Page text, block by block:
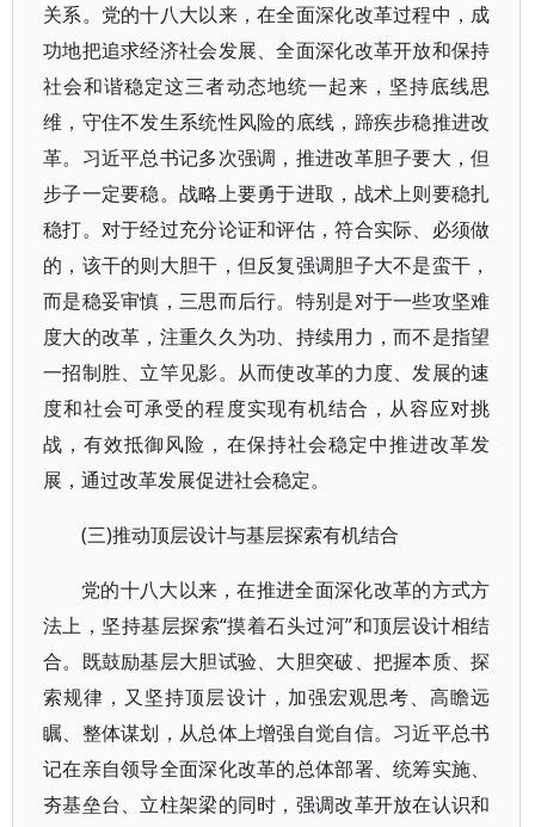
关系。党的十八大以来，在全面深化改革过程中，成
功地把追求经济社会发展、全面深化改革开放和保持
社会和谐稳定这三者动态地统一起来，坚持底线思
维，守住不发生系统性风险的底线，蹄疾步稳推进改
革。习近平总书记多次强调，推进改革胆子要大，但
步子一定要稳。战略上要勇于进取，战术上则要稳扎
稳打。对于经过充分论证和评估，符合实际、必须做
的，该干的则大胆干，但反复强调胆子大不是蛮干，
而是稳妥审慎，三思而后行。特别是对于一些攻坚难
度大的改革，注重久久为功、持续用力，而不是指望
一招制胜、立竿见影。从而使改革的力度、发展的速
度和社会可承受的程度实现有机结合，从容应对挑
战，有效抵御风险，在保持社会稳定中推进改革发
展，通过改革发展促进社会稳定。
(三)推动顶层设计与基层探索有机结合
党的十八大以来，在推进全面深化改革的方式方
法上，坚持基层探索“摸着石头过河”和顶层设计相结
合。既鼓励基层大胆试验、大胆突破、把握本质、探
索规律，又坚持顶层设计，加强宏观思考、高瞻远
瞩、整体谋划，从总体上增强自觉自信。习近平总书
记在亲自领导全面深化改革的总体部署、统筹实施、
夯基垒台、立柱架梁的同时，强调改革开放在认识和